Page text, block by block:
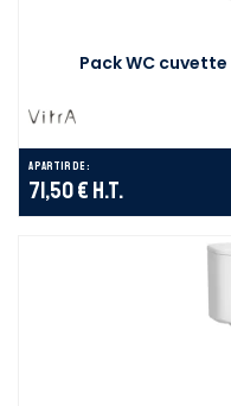
Pack WC cuvette
A partir de :
71,50 € H.T.